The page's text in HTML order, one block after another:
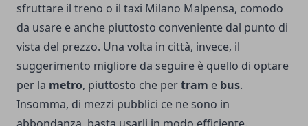
sfruttare il treno o il taxi Milano Malpensa, comodo
da usare e anche piuttosto conveniente dal punto di
vista del prezzo. Una volta in città, invece, il
suggerimento migliore da seguire è quello di optare
per la metro, piuttosto che pertram e bus.
Insomma, di mezzi pubblici ce ne sono in